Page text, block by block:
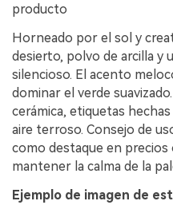
producto
Horneado por el sol y
desierto, polvo de arcilla y
silencioso. El acento
dominar el verde
cerámica, etiquetas
aire terroso. Consejo de
como destaque en precios
mantener la calma de la
Ejemplo de imagen de